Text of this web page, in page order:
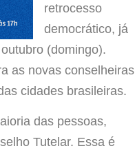
retrocesso
democrático, já
(domingo).
as novas conselheiras
cidades brasileiras.
das pessoas,
Tutelar. Essa é